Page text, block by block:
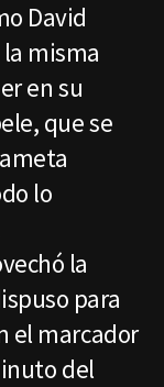
David
misma
en su
que se
lo
la
para
el marcador
del